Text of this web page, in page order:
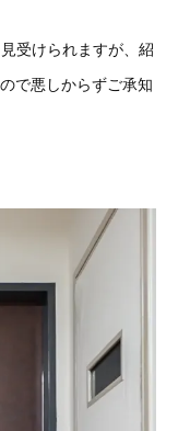
受けられますが、紹
で悪しからずご承知